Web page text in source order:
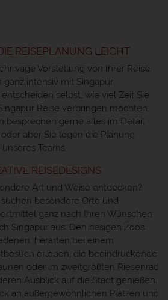
REISEPLANUNG LEICHT
vage Vorstellung von Ihrer Reise
ganz intensiv mit Singapur
selbst, wie viel Zeit Sie
Reise verbringen möchten.
besprechen gerne alles im Detail
aber Sie legen die Planung
Teams.
REISEDESIGNS
Art und Weise entdecken?
besondere Orte und
ganz nach Ihren Wünschen
Singapur aus: Den riesigen Zoos
Tierarten bei einem
erleben, die beeindruckende
oder im zweitgrößten Riesenrad
Ausblick auf die Stadt genießen.
an außergewöhnlichen Plätzen und